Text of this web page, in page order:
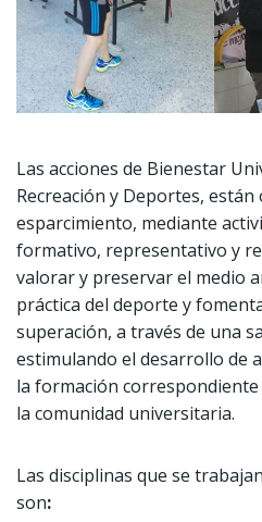
Las acciones de Bienestar
Recreación y Deportes,
esparcimiento, mediante
formativo, representativo y
valorar y preservar el medio
práctica del deporte y
superación, a través de una
estimulando el desarrollo de
la formación
la comunidad universitaria.
Las disciplinas que se
son: